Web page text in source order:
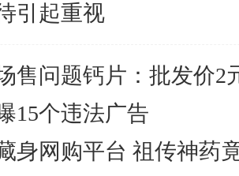
引起重视
售问题钙片：批发价2
15个违法广告
身网购平台 祖传神药